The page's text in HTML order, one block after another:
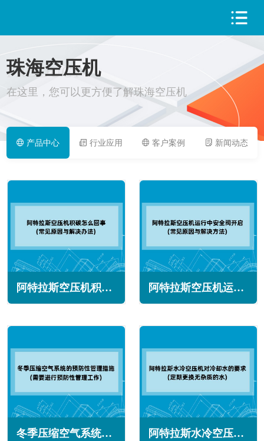
PRODUCT
珠海空压机
在这里，您可以更方便了解珠海空压机
产品中心 行业应用 客户案例 新闻动态
阿特拉斯空压机积碳怎么回事(常见原因与解决办法) 阿特拉斯空压机运行中安全阀开启怎么办(常见原因与解决方法)
冬季压缩空气系统的预防性管理措施(需要进行预防性管理工作) 阿特拉斯水冷空压机对冷却水的要求(定期更换无杂质的水)